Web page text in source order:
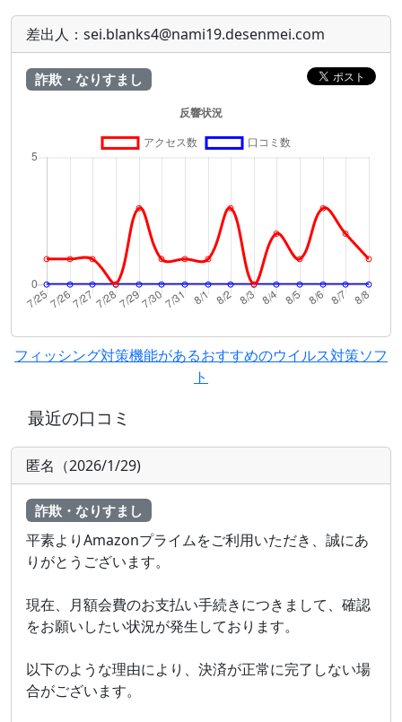
差出人：sei.blanks4@nami19.desenmei.com
詐欺・なりすまし
フィッシング対策機能があるおすすめのウイルス対策ソフ
ト
最近の口コミ
匿名（2026/1/29)
詐欺・なりすまし
平素よりAmazonプライムをご利用いただき、誠にあ
りがとうございます。
現在、月額会費のお支払い手続きにつきまして、確認
をお願いしたい状況が発生しております。
以下のような理由により、決済が正常に完了しない場
合がございます。